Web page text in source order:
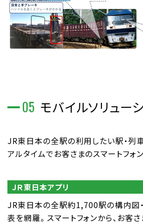
05 モバイルソリュー
JR東日本の全駅の利用したい駅・列
アルタイムでお客さまのスマートフォ
ＪＲ東日本アプリ
JR東日本の全駅約1,700駅の構内図
表を網羅。スマートフォンから、お客